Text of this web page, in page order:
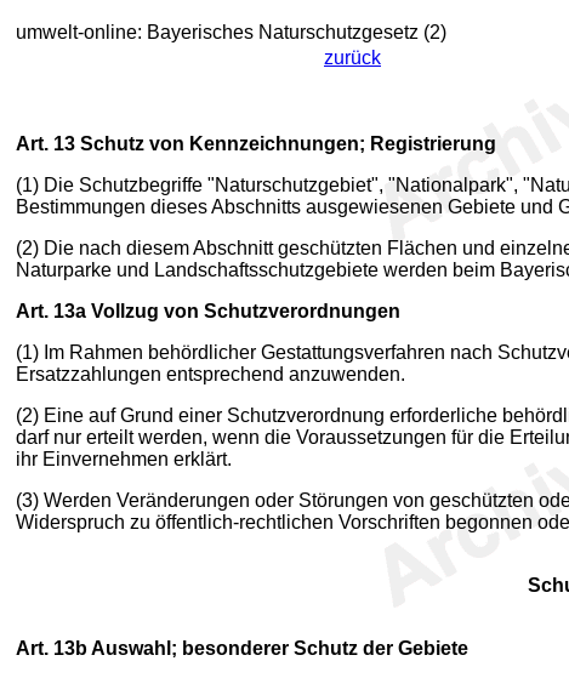
umwelt-online: Bayerisches Naturschutzgesetz (2)
zurück
Art. 13 Schutz von Kennzeichnungen; Registrierung
(1) Die Schutzbegriffe "Naturschutzgebiet", "Nationalpark",
Bestimmungen dieses Abschnitts ausgewiesenen Gebiete und
(2) Die nach diesem Abschnitt geschützten Flächen und
Naturparke und Landschaftsschutzgebiete werden beim
Art. 13a Vollzug von Schutzverordnungen
(1) Im Rahmen behördlicher Gestattungsverfahren nach
Ersatzzahlungen entsprechend anzuwenden.
(2) Eine auf Grund einer Schutzverordnung erforderliche
darf nur erteilt werden, wenn die Voraussetzungen für die
ihr Einvernehmen erklärt.
(3) Werden Veränderungen oder Störungen von geschützten
Widerspruch zu öffentlich-rechtlichen Vorschriften begonnen
Art. 13bAuswahl; besonderer Schutz der Gebiete